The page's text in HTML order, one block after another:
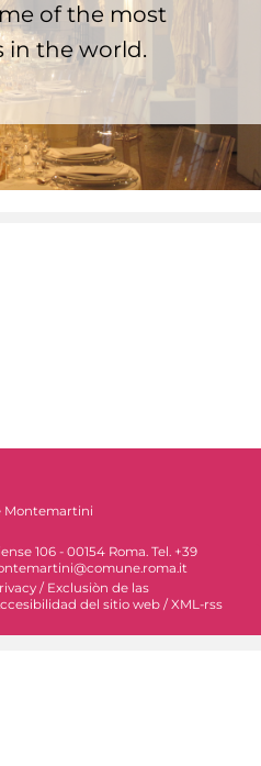
of the most
in the world.
Montemartini
106 - 00154 Roma. Tel. +39
/ Exclusiòn de las
del sitio web /XML-rss